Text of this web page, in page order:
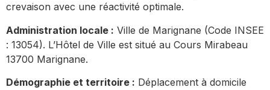
crevaison avec une réactivité optimale.
Administration locale : Ville de Marignane (Code INSEE
: 13054). L’Hôtel de Ville est situé au Cours Mirabeau
13700 Marignane.
Démographie et territoire : Déplacement à domicile